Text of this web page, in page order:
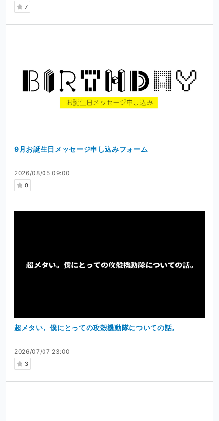
※担当者より年末年始を除く2日以内に返信いたします。万
了承ください。
7
2026/08/05 09:00
0
9月お誕生日メッセージ申し込みフォーム
2026/07/07 23:00
3
超メタい。僕にとっての攻殻機動隊についての話。